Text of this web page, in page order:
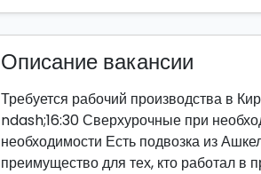
Описание вакансии
Требуется рабочий производства в
ndash;16:30 Сверхурочные при
необходимости Есть подвозка из
преимущество для тех, кто работал в